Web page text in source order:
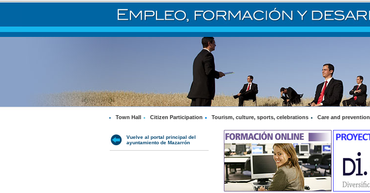
Town Hall Citizen Participation Tourism, culture, sports, celebrations Care and prevention
Vuelve al portal principal del
ayuntamiento de Mazarrón